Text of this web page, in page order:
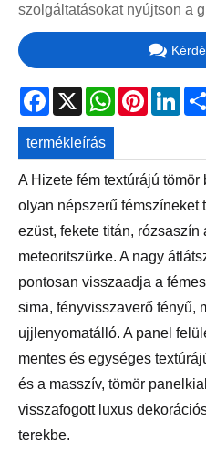
szolgáltatásokat nyújtson a
Facebook
X WhatsApp
Pinterest
termékleírás
A Hizete fém textúrájú tömör
olyan népszerű fémszíneket
ezüst, fekete titán, rózsaszín
meteoritszürke. A nagy
pontosan visszaadja a
sima, fényvisszaverő fényű,
ujjlenyomatálló. A panel
mentes és egységes
és a masszív, tömör
visszafogott luxus
terekbe.